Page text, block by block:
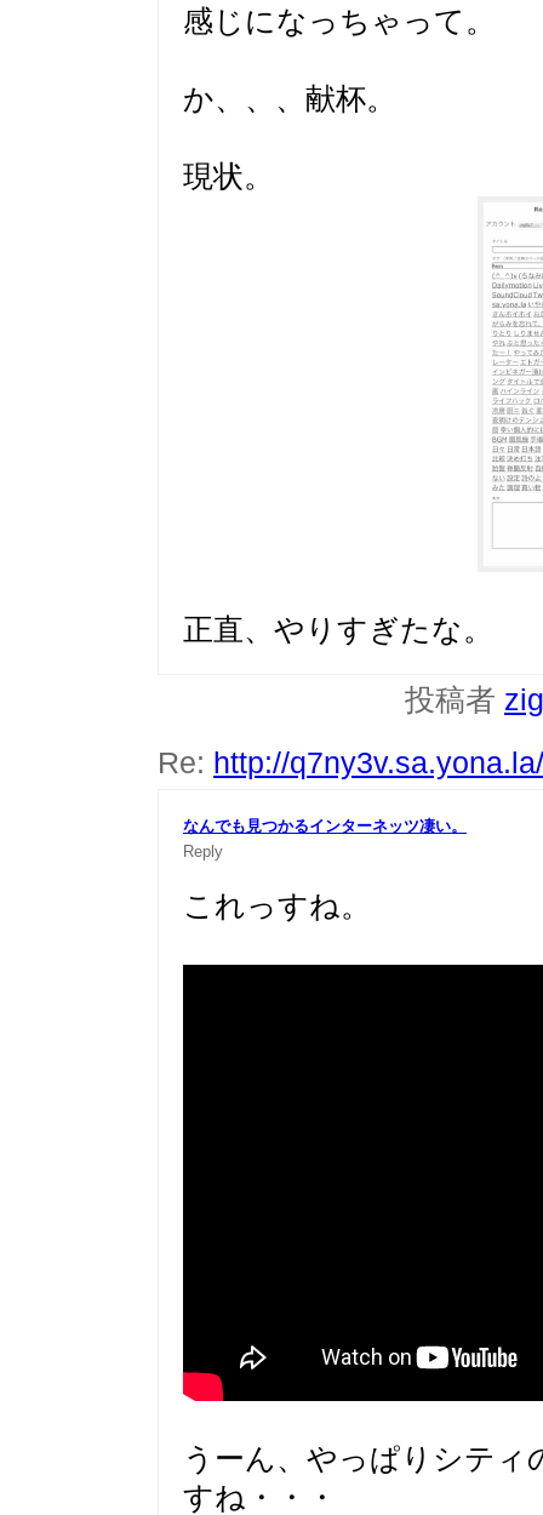
感じになっちゃって。
か、、、献杯。
現状。
正直、やりすぎたな。
投稿者
Re: http://
なんでも見つかるインターネッツ凄い。
Reply
これっすね。
うーん、やっぱりシテ
すね・・・